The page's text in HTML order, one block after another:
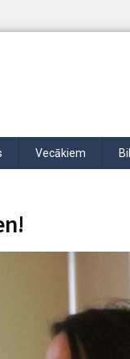
Vecākiem